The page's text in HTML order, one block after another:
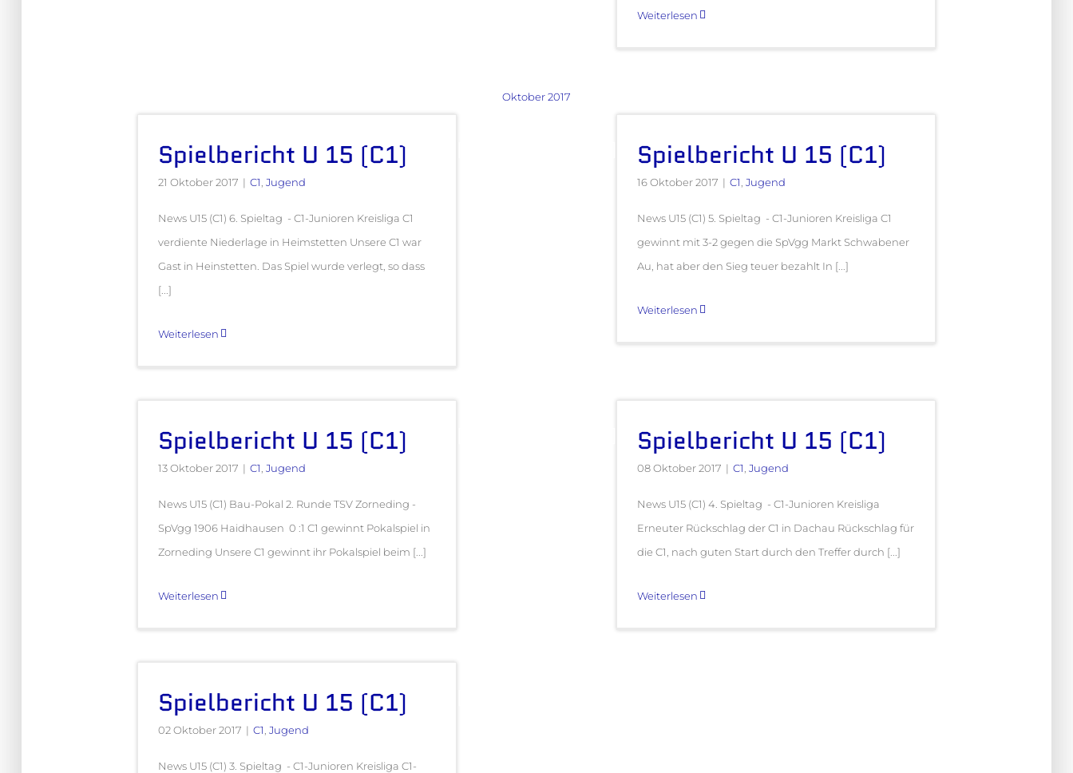
Weiterlesen
Oktober 2017
Spielbericht U 15 (C1)
21 Oktober 2017 | C1 Jugend
News U15 (C1) 6. Spieltag - C1-Junioren Kreisliga C1
verdiente Niederlage in Heimstetten Unsere C1 war
Gast in Heinstetten. Das Spiel wurde verlegt, so dass
[...]
Weiterlesen
Spielbericht U 15 (C1)
16 Oktober 2017 | C1 Jugend
News U15 (C1) 5. Spieltag - C1-Junioren Kreisliga C1
gewinnt mit 3-2 gegen die SpVgg Markt Schwabener
Au, hat aber den Sieg teuer bezahlt In [...]
Weiterlesen
Spielbericht U 15 (C1)
13 Oktober 2017 | C1 Jugend
News U15 (C1) Bau-Pokal 2. Runde TSV Zorneding -
SpVgg 1906 Haidhausen 0 :1 C1 gewinnt Pokalspiel in
Zorneding Unsere C1 gewinnt ihr Pokalspiel beim [...]
Weiterlesen
Spielbericht U 15 (C1)
08 Oktober 2017 | C1 Jugend
News U15 (C1) 4. Spieltag - C1-Junioren Kreisliga
Erneuter Rückschlag der C1 in Dachau Rückschlag für
die C1, nach guten Start durch den Treffer durch [...]
Weiterlesen
Spielbericht U 15 (C1)
02 Oktober 2017 | C1 Jugend
News U15 (C1) 3. Spieltag - C1-Junioren Kreisliga C1-